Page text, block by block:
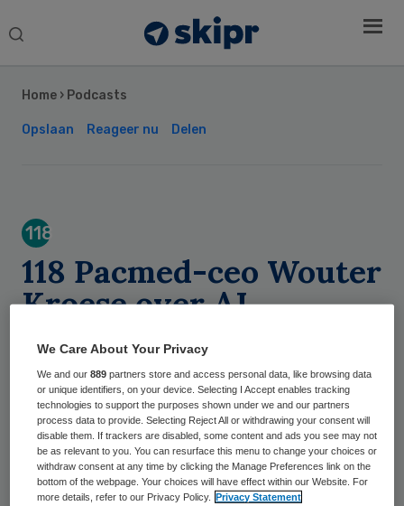
Search
Home › Podcasts
Opslaan Reageer nu Delen
118
118 Pacmed-ceo Wouter
Kroese over AI
opschalen in de zorg
Sytse Wilman
Er wordt te gemakkelijk gedacht
over AI in de gezondheidszorg. Dat
zegt Wouter Kroese, ceo van de
Sidebar
We Care About Your Privacy
We and our889 partners store and access personal data, like browsing data
or unique identifiers, on your device. Selecting I Accept enables tracking
technologies to support the purposes shown under we and our partners
process data to provide. Selecting Reject All or withdrawing your consent will
disable them. If trackers are disabled, some content and ads you see may not
be as relevant to you. You can resurface this menu to change your choices or
withdraw consent at any time by clicking the Manage Preferences link on the
bottom of the webpage. Your choices will have effect within our Website. For
more details, refer to our Privacy Policy.
Privacy Statement